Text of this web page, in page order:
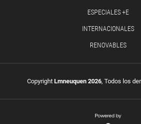
ESPECIALES +E
INTERNACIONALES
RENOVABLES
Copyright Lmneuquen 2026, Todos los